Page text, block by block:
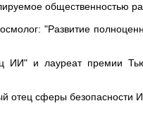
общественностью
"Развитие
ИИ" и лауреат премии
отец сферы безопасности